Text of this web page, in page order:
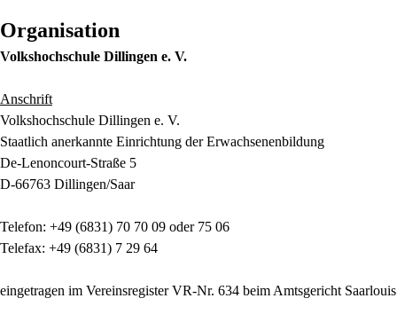
Organisation
Volkshochschule Dillingen e. V.
Anschrift
Volkshochschule Dillingen e. V.
Staatlich anerkannte Einrichtung der Erwachsenenbildung
De-Lenoncourt-Straße 5
D-66763 Dillingen/Saar
Telefon: +49 (6831) 70 70 09 oder 75 06
Telefax: +49 (6831) 7 29 64
eingetragen im Vereinsregister VR-Nr. 634 beim Amtsgericht Saarlouis